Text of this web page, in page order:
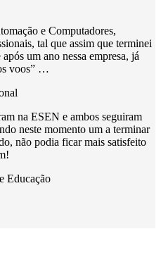
e Computadores,
tal que assim que terminei
um ano nessa empresa, já
voos” …
na ESEN e ambos seguiram
neste momento um a terminar
não podia ficar mais satisfeito
Educação